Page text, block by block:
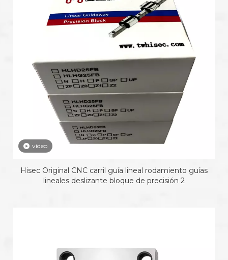
vídeo
Hisec Original CNC carril guía lineal rodamiento guías
lineales deslizante bloque de precisión 2